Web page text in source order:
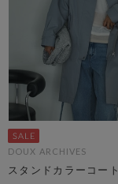
DOUX ARCHIVES
スタンドカラーコート